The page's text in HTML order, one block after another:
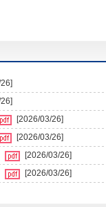
[2026/03/26]
[2026/03/26]
[2026/03/26]
[2026/03/26]